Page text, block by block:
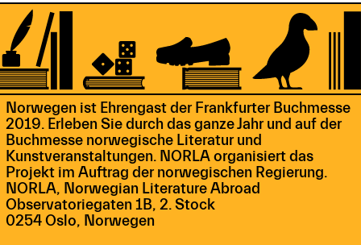
Norwegen ist Ehrengast der Frankfurter Buchmesse
2019. Erleben Sie durch das ganze Jahr und auf der
Buchmesse norwegische Literatur und
Kunstveranstaltungen. NORLA organisiert das
Projekt im Auftrag der norwegischen Regierung.
NORLA, Norwegian Literature Abroad
Observatoriegaten 1B, 2. Stock
0254 Oslo, Norwegen